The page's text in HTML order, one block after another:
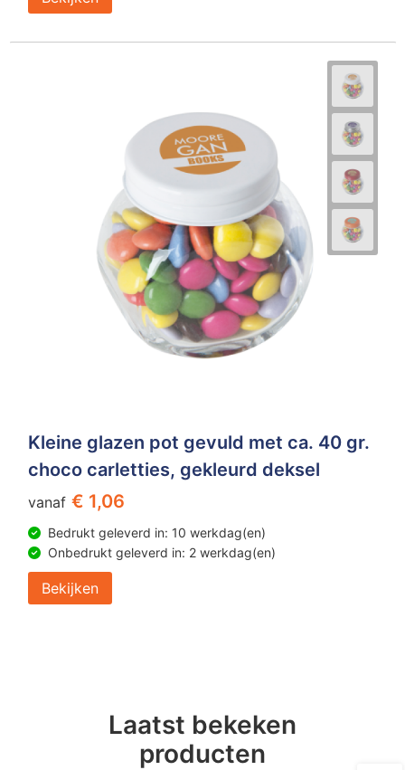
Kleine glazen pot gevuld met ca. 40 gr.
choco carletties, gekleurd deksel
vanaf € 1,06
Bedrukt geleverd in: 10 werkdag(en)
Onbedrukt geleverd in: 2 werkdag(en)
Bekijken
Laatst bekeken
producten